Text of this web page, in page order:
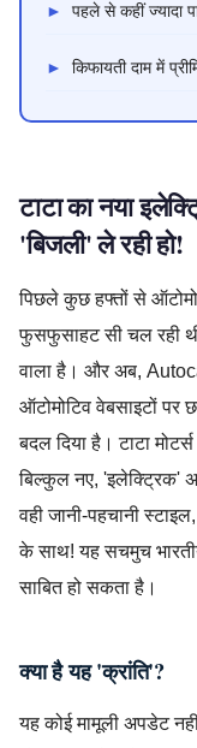
► पहले से कहीं ज्यादा
► किफायती दाम में
टाटा का नया
'बिजली' ले रही हो!
पिछले कुछ हफ्तों से
फुसफुसाहट सी चल रही
वाला है। और अब,
ऑटोमोटिव वेबसाइटों पर
बदल दिया है। टाटा
बिल्कुल नए, 'इलेक्ट्रिक'
वही जानी-पहचानी
के साथ! यह सचमुच
साबित हो सकता है।
क्या है यह 'क्रांति'?
यह कोई मामूली अपडेट